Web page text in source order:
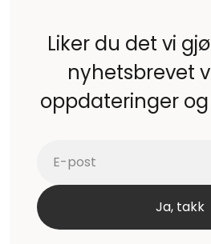
Liker du det vi
nyhetsbrevet
oppdateringer